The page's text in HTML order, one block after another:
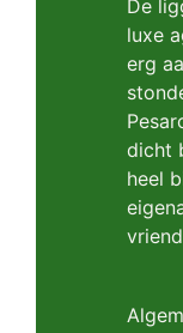
De
luxe
erg
dicht
heel